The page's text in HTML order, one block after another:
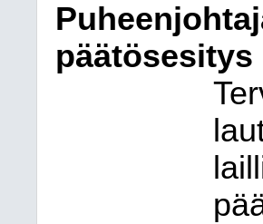
päätösesitys